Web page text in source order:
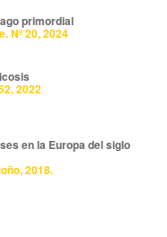
primordial
Nº 20, 2024
2022
en la Europa del siglo
2018.